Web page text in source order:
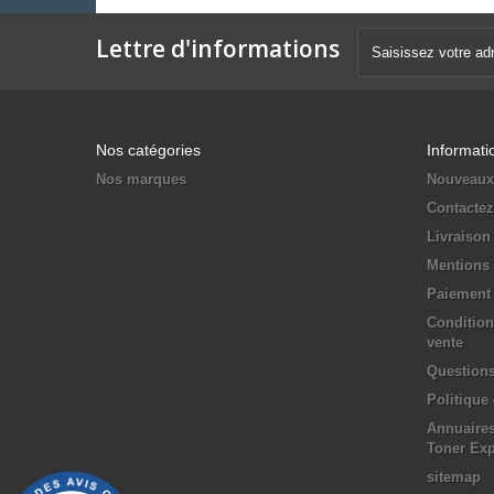
Lettre d'informations
Nos catégories
Nos marques
Livraison
Mentions
vente
Politique
Toner
sitemap